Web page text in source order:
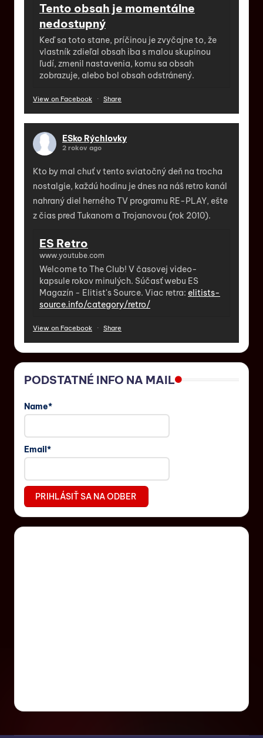
Tento obsah je momentálne
nedostupný
Keď sa toto stane, príčinou je zvyčajne to, že
vlastník zdieľal obsah iba s malou skupinou
ľudí, zmenil nastavenia, komu sa obsah
zobrazuje, alebo bol obsah odstránený.
View on Facebook · Share
ESko Rýchlovky
2 rokov ago
Kto by mal chuť v tento sviatočný deň na trocha
nostalgie, každú hodinu je dnes na náš retro kanál
nahraný diel herného TV programu RE-PLAY, ešte
z čias pred Tukanom a Trojanovou (rok 2010).
ES Retro
www.youtube.com
Welcome to The Club! V časovej video-
kapsule rokov minulých. Súčasť webu ES
Magazín - Elitist's Source. Viac retra: elitists-
source.info/category/retro/
View on Facebook · Share
PODSTATNÉ INFO NA MAIL
Name*
Email*